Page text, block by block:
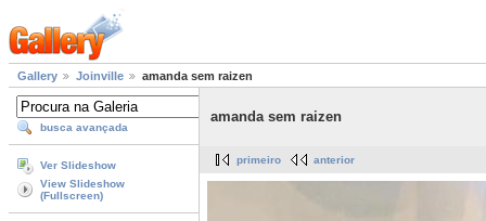
Gallery Joinville amanda sem raizen
busca avançada
Ver Slideshow
View Slideshow
(Fullscreen)
amanda sem raizen
primeiro anterior